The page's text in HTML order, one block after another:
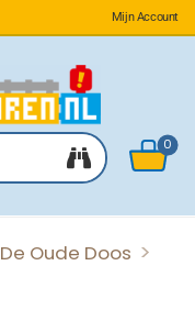
Mijn Account
0
De Oude Doos >